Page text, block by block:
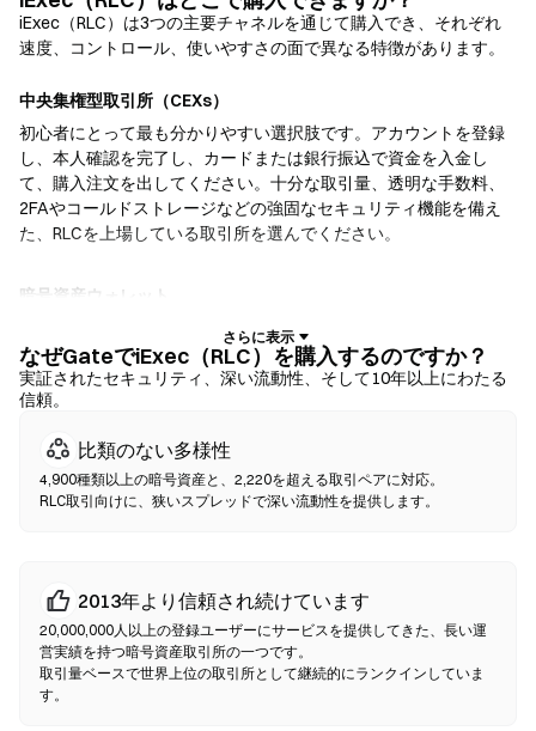
iExec（RLC）は3つの主要チャネルを通じて購入でき、それぞれ
速度、コントロール、使いやすさの面で異なる特徴があります。
中央集権型取引所（CEXs）
初心者にとって最も分かりやすい選択肢です。アカウントを登録
し、本人確認を完了し、カードまたは銀行振込で資金を入金し
て、購入注文を出してください。十分な取引量、透明な手数料、
2FAやコールドストレージなどの強固なセキュリティ機能を備え
た、RLCを上場している取引所を選んでください。
暗号資産ウォレット
自己保管を重視するユーザー向けです。ノンカストディアルウォ
レットでは、お客様自身が秘密鍵を保有し、ウォレットのインタ
ーフェース内で直接トークンをスワップできます。一部のウォレ
ットは法定通貨オンランプにも対応しており、取引所を経由せず
確認前に必ずシードフレーズをバックアップし、コントラクトア
ドレスを確認してください。
使用してオンチェーンでスワップを実行するため、登録や本人確
認は不要です。互換性のあるウォレットを接続し、トークンペア
を選択し、スリッページ許容値を設定して、スワップを確認して
ください。ガス代が発生し、流動性の深さにより価格が中央集権
型市場と異なる場合がある点にご注意ください。ほとんどのDEX
なぜGateでiExec（RLC）を購入するのですか？
実証されたセキュリティ、深い流動性、そして10年以上にわたる
信頼。
比類のない多様性
4,900種類以上の暗号資産と、2,220を超える取引ペアに対応。
RLC取引向けに、狭いスプレッドで深い流動性を提供します。
2013年より信頼され続けています
20,000,000人以上の登録ユーザーにサービスを提供してきた、長い運
営実績を持つ暗号資産取引所の一つです。
取引量ベースで世界上位の取引所として継続的にランクインしていま
す。